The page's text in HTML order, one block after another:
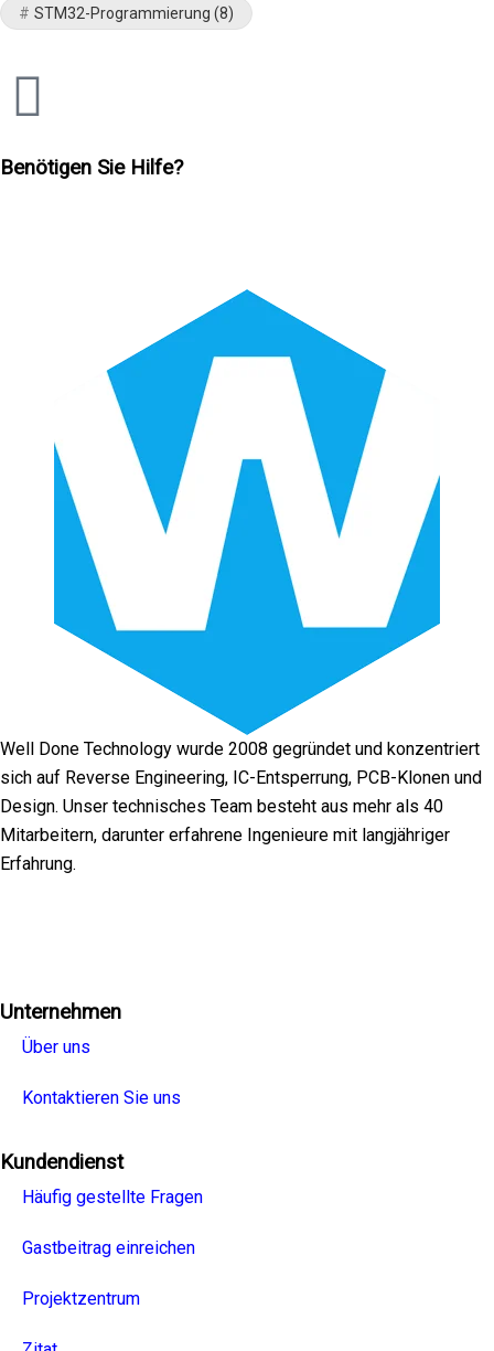
STM32-Programmierung (8)
Benötigen Sie Hilfe?
Well Done Technology wurde 2008 gegründet und konzentriert
sich auf Reverse Engineering, IC-Entsperrung, PCB-Klonen und
Design. Unser technisches Team besteht aus mehr als 40
Mitarbeitern, darunter erfahrene Ingenieure mit langjähriger
Erfahrung.
Unternehmen
Über uns
Kontaktieren Sie uns
Kundendienst
Häufig gestellte Fragen
Gastbeitrag einreichen
Projektzentrum